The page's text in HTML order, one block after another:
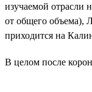
изучаемой отрасли
от общего объема),
приходится на
В целом после